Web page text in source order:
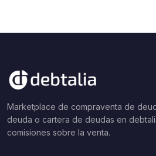
Marketplace de compraventa de
deuda o cartera de deudas en
comisiones sobre la venta.